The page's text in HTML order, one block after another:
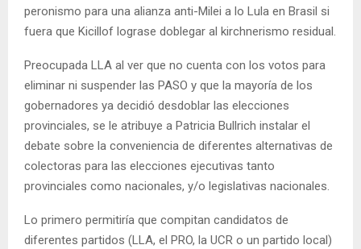
peronismo para una alianza anti-Milei a lo Lula en Brasil si
fuera que Kicillof lograse doblegar al kirchnerismo residual.
Preocupada LLA al ver que no cuenta con los votos para
eliminar ni suspender las PASO y que la mayoría de los
gobernadores ya decidió desdoblar las elecciones
provinciales, se le atribuye a Patricia Bullrich instalar el
debate sobre la conveniencia de diferentes alternativas de
colectoras para las elecciones ejecutivas tanto
provinciales como nacionales, y/o legislativas nacionales.
Lo primero permitiría que compitan candidatos de
diferentes partidos (LLA, el PRO, la UCR o un partido local)